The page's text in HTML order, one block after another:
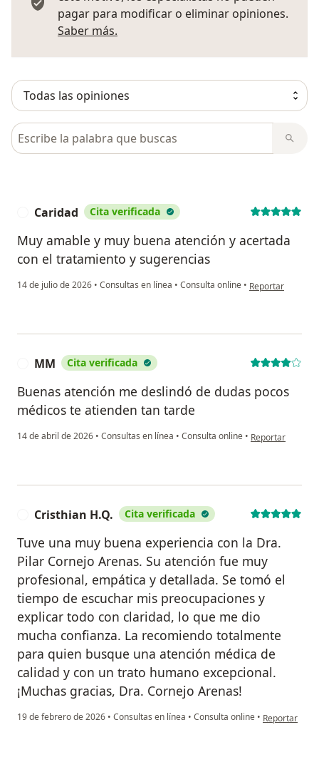
pagar para modificar o eliminar opiniones.
Saber más.
Busca en opiniones
Caridad Cita verificada
Muy amable y muy buena atención y acertada
con el tratamiento y sugerencias
14 de julio de 2026 • Consultas en línea • Consulta online • en opinión del
Reportar
MM Cita verificada
Buenas atención me deslindó de dudas pocos
médicos te atienden tan tarde
14 de abril de 2026 • Consultas en línea • Consulta online • en opinión del
Reportar
Cristhian H.Q. Cita verificada
Tuve una muy buena experiencia con la Dra.
Pilar Cornejo Arenas. Su atención fue muy
profesional, empática y detallada. Se tomó el
tiempo de escuchar mis preocupaciones y
explicar todo con claridad, lo que me dio
mucha confianza. La recomiendo totalmente
para quien busque una atención médica de
calidad y con un trato humano excepcional.
¡Muchas gracias, Dra. Cornejo Arenas!
19 de febrero de 2026 • Consultas en línea • Consulta online • en opinión
Reportar